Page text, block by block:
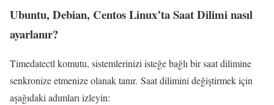
Ubuntu, Debian, Centos Linux’ta Saat Dilimi nasıl
ayarlanır?
Timedatectl komutu, sistemlerinizi isteğe bağlı bir saat dilimine
senkronize etmenize olanak tanır. Saat dilimini değiştirmek için
aşağıdaki adımları izleyin: